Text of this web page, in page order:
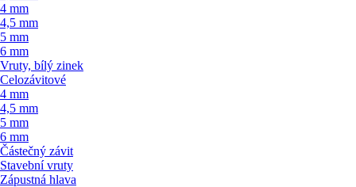
4 mm
4,5 mm
5 mm
6 mm
Vruty, bílý zinek
Celozávitové
4 mm
4,5 mm
5 mm
6 mm
Částečný závit
Stavební vruty
Zápustná hlava